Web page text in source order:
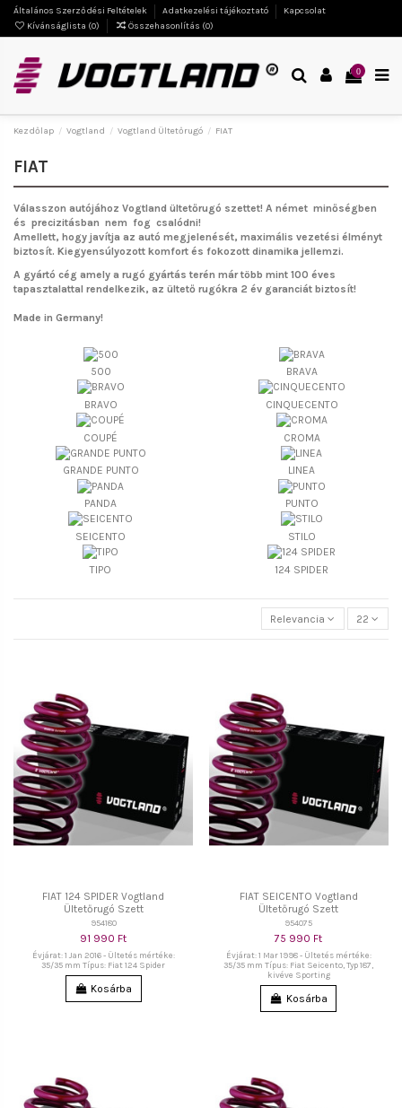
Általános Szerződési Feltételek Adatkezelési tájékoztató
Kapcsolat
Kívánságlista (0) Összehasonlítás (0)
0
Kezdőlap Vogtland Vogtland Ültetőrugó FIAT
FIAT
Válasszon autójához Vogtland ültetőrugó szettet! A német minőségben
és precizitásban nem fog csalódni!
Amellett, hogy javítja az autó megjelenését, maximális vezetési élményt
biztosít. Kiegyensúlyozott komfort és fokozott dinamika jellemzi.
A gyártó cég amely a rugó gyártás terén már több mint 100 éves
tapasztalattal rendelkezik, az ültető rugókra 2 év garanciát biztosít!
Made in Germany!
500 BRAVA
BRAVO CINQUECENTO
COUPÉ CROMA
GRANDE PUNTO LINEA
PANDA PUNTO
SEICENTO STILO
TIPO 124 SPIDER
Relevancia 22
FIAT 124 SPIDER Vogtland
Ültetőrugó Szett
954180
91 990 Ft
Évjárat: 1 Jan 2016 - Ültetés mértéke:
35/35 mm Típus: Fiat 124 Spider
Kosárba
FIAT SEICENTO Vogtland
Ültetőrugó Szett
954075
75 990 Ft
Évjárat: 1 Mar 1998 - Ültetés mértéke:
35/35 mm Típus: Fiat Seicento, Typ 187,
kivéve Sporting
Kosárba